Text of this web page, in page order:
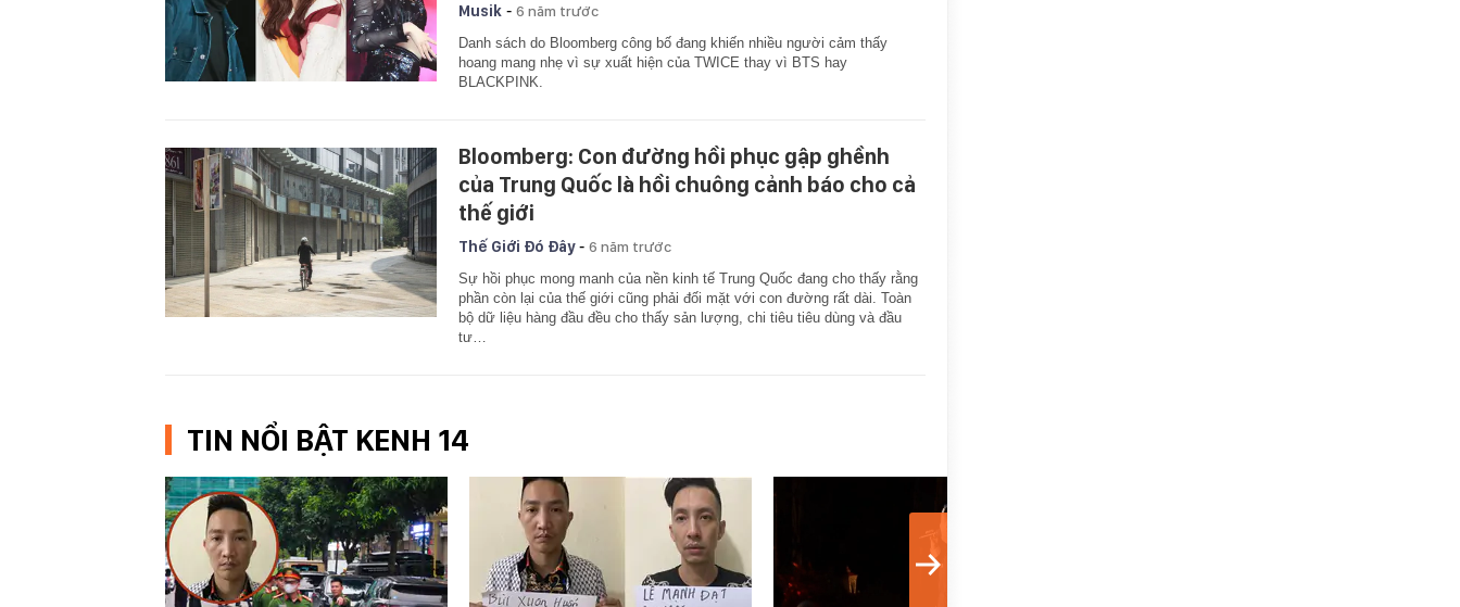
Musik - 6 năm trước
Danh sách do Bloomberg công bố đang khiến nhiều người cảm thấy
hoang mang nhẹ vì sự xuất hiện của TWICE thay vì BTS hay
BLACKPINK.
Bloomberg: Con đường hồi phục gập ghềnh
của Trung Quốc là hồi chuông cảnh báo cho cả
thế giới
Thế Giới Đó Đây- 6 năm trước
Sự hồi phục mong manh của nền kinh tế Trung Quốc đang cho thấy rằng
phần còn lại của thế giới cũng phải đối mặt với con đường rất dài. Toàn
bộ dữ liệu hàng đầu đều cho thấy sản lượng, chi tiêu tiêu dùng và đầu
tư…
TIN NỔI BẬT KENH 14